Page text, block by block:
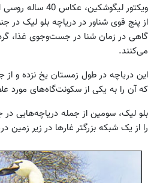
ویکتور لیگوشکین،
از پنج قوی شناور در دریاچه بلو لیک در
گاهی در زمان شنا در جست‌وجوی غذا،
می‌کنند.
این دریاچه در طول زمستان یخ نزده و از
که آن را به یکی از سکونت‌گاه‌های مورد
بلو لیک، سومین از جمله دریاچه‌هایی
را از یک شبکه بزرگتر غارها در زیر زمین